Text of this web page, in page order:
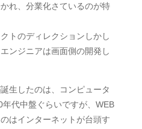
れ、分業化さているのが特
トのディレクションしかし
ンジニアは画面側の開発し
生したのは、コンピュータ
代中盤ぐらいですが、WEB
はインターネットが台頭す